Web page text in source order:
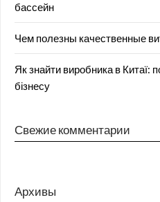
бассейн
Чем полезны качественные
Як знайти виробника в Китаї:
бізнесу
Свежие комментарии
Архивы